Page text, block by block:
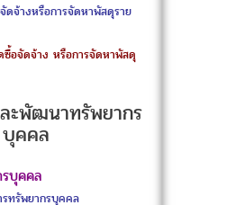
ดจ้างหรือการจัดหาพัสดุราย
ซื้อจัดจ้าง หรือการจัดหาพัสดุ
ะพัฒนาทรัพยากร
บุคคล
บุคคล
รทรัพยากรบุคคล